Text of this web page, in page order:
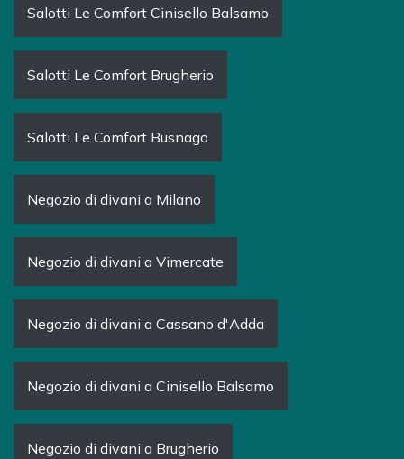
Salotti Le Comfort Cinisello Balsamo
Salotti Le Comfort Brugherio
Salotti Le Comfort Busnago
Negozio di divani a Milano
Negozio di divani a Vimercate
Negozio di divani a Cassano d'Adda
Negozio di divani a Cinisello Balsamo
Negozio di divani a Brugherio